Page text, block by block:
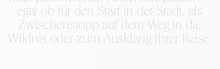
egal ob für den Start in der Stadt, als
Zwischenstopp auf dem Weg in die
Wildnis oder zum Ausklang Ihrer Reise.